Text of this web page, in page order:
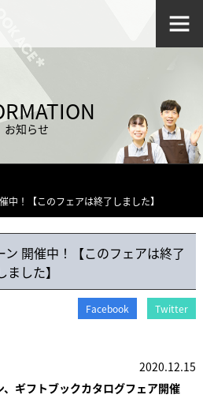
お知らせ
中！【このフェアは終了しました】
開催中！【このフェアは終了
ました】
Facebook Twitter
2020.12.15
ギフトブックカタログフェア開催